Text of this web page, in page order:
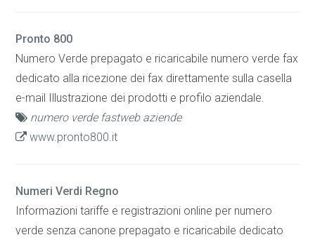
Pronto 800
Numero Verde prepagato e ricaricabile numero verde fax
dedicato alla ricezione dei fax direttamente sulla casella
e-mail Illustrazione dei prodotti e profilo aziendale.
numero verde fastweb aziende
www.pronto800.it
Numeri Verdi Regno
Informazioni tariffe e registrazioni online per numero
verde senza canone prepagato e ricaricabile dedicato